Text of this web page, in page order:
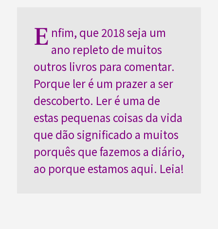
E nfim, que 2018 seja um
ano repleto de muitos
outros livros para comentar.
Porque ler é um prazer a ser
descoberto. Ler é uma de
estas pequenas coisas da vida
que dão significado a muitos
porquês que fazemos a diário,
ao porque estamos aqui. Leia!